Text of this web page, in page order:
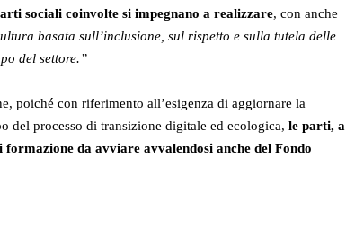
sociali coinvolte si impegnano a realizzare, con anche
basata sull’inclusione, sul rispetto e sulla tutela delle
del settore.”
poiché con riferimento all’esigenza di aggiornare la
del processo di transizione digitale ed ecologica, le parti, a
da avviare avvalendosi anche del Fondo